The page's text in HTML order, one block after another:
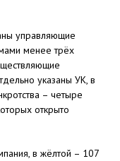
управляющие
менее трёх
указаны УК, в
– четыре
открыто
в жёлтой – 107